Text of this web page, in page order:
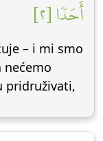
أَحَدٗا [٢]
– i mi smo
nećemo
pridruživati,